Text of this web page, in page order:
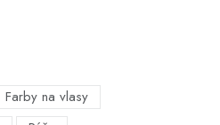
Farby na vlasy